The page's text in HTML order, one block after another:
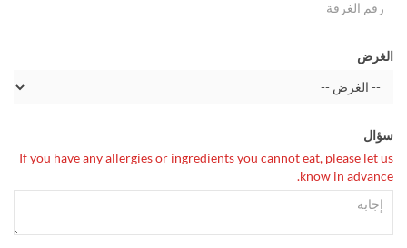
الغرض
سؤال
If you have any allergies or ingredients you cannot eat, please let us
know in advance.